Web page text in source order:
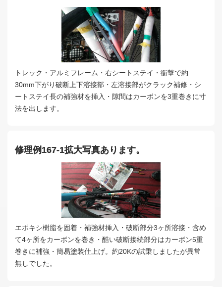
トレック・アルミフレーム・右シートステイ・衝撃で約
30mm下がり破断上下溶接部・左溶接部がクラック補修・シ
ートステイ長の補強材を挿入・隙間はカーボンを3重巻きに寸
法を出します。
修理例167-1拡大写真あります。
エポキシ樹脂を固着・補強材挿入・破断部分3ヶ所溶接・含め
て4ヶ所をカーボンを巻き・酷い破断接続部分はカーボン5重
巻きに補強・簡易塗装仕上げ。約20Kの試乗しましたが異常
無しでした。